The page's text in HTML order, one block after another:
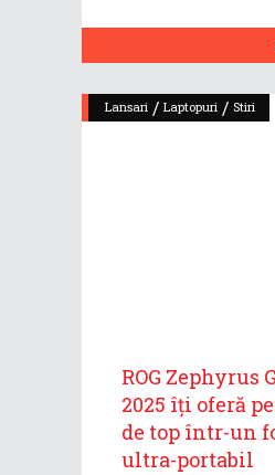
Lansari / Laptopuri / Stiri
ROG Zephyrus
2025 îți oferă
de top într-un
ultra-portabil